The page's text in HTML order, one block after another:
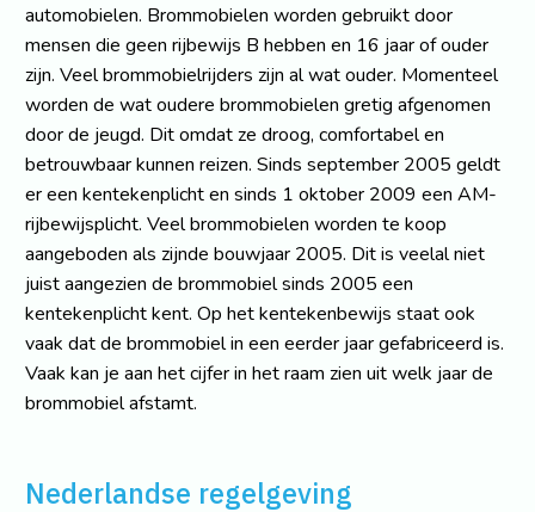
automobielen. Brommobielen worden gebruikt door
mensen die geen rijbewijs B hebben en 16 jaar of ouder
zijn. Veel brommobielrijders zijn al wat ouder. Momenteel
worden de wat oudere brommobielen gretig afgenomen
door de jeugd. Dit omdat ze droog, comfortabel en
betrouwbaar kunnen reizen. Sinds september 2005 geldt
er een kentekenplicht en sinds 1 oktober 2009 een AM-
rijbewijsplicht. Veel brommobielen worden te koop
aangeboden als zijnde bouwjaar 2005. Dit is veelal niet
juist aangezien de brommobiel sinds 2005 een
kentekenplicht kent. Op het kentekenbewijs staat ook
vaak dat de brommobiel in een eerder jaar gefabriceerd is.
Vaak kan je aan het cijfer in het raam zien uit welk jaar de
brommobiel afstamt.
Nederlandse regelgeving